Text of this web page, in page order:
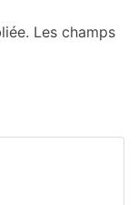
Les champs